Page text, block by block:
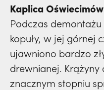
Kaplica Oświecimów
Podczas
kopuły, w jej górnej
ujawniono bardzo
drewnianej.
znacznym stopniu